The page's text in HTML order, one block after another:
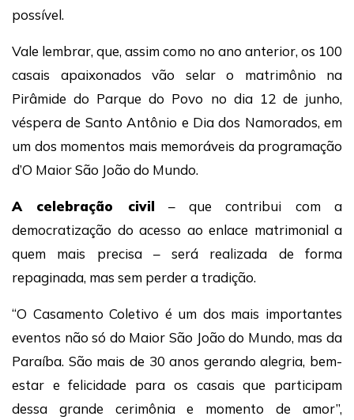
possível.
Vale lembrar, que, assim como no ano anterior, os 100
casais apaixonados vão selar o matrimônio na
Pirâmide do Parque do Povo no dia 12 de junho,
véspera de Santo Antônio e Dia dos Namorados, em
um dos momentos mais memoráveis da programação
d’O Maior São João do Mundo.
A celebração civil – que contribui com a
democratização do acesso ao enlace matrimonial a
quem mais precisa – será realizada de forma
repaginada, mas sem perder a tradição.
“O Casamento Coletivo é um dos mais importantes
eventos não só do Maior São João do Mundo, mas da
Paraíba. São mais de 30 anos gerando alegria, bem-
estar e felicidade para os casais que participam
dessa grande cerimônia e momento de amor”,